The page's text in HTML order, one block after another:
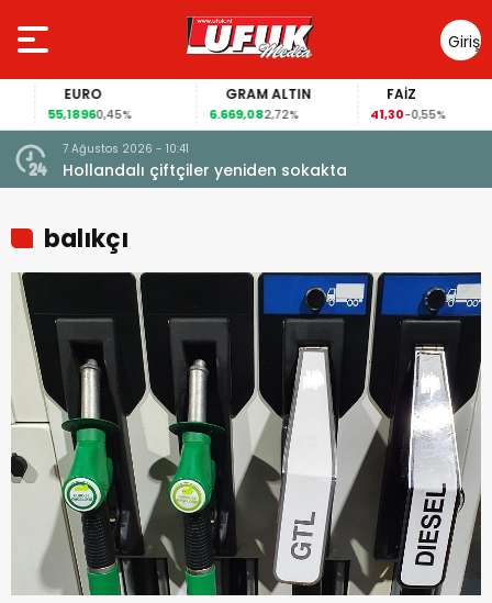
Giriş
Yap
EURO
55,18960,45%
GRAM ALTIN
6.669,082,72%
FAİZ
41,30-0,55%
şoke
7 Ağustos 2026 - 10:41
Hollandalı çiftçiler yeniden sokakta
balıkçı